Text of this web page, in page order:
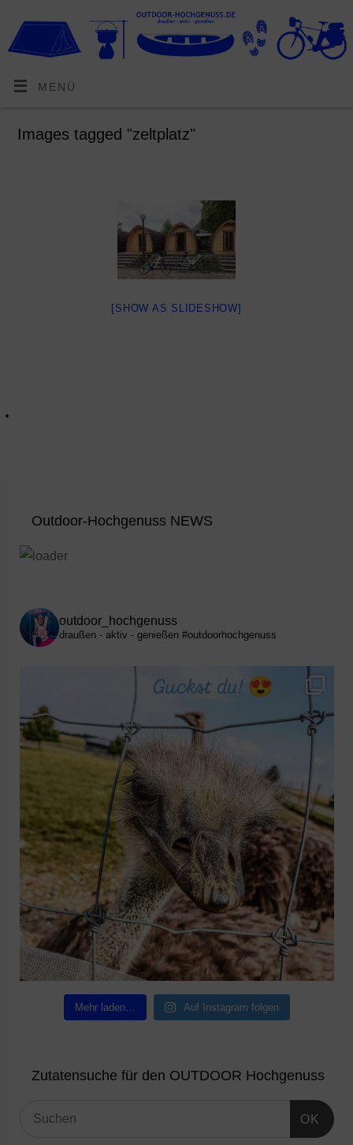
MENÜ
Images tagged "zeltplatz"
[SHOW AS SLIDESHOW]
Outdoor-Hochgenuss NEWS
outdoor_hochgenuss
draußen - aktiv - genießen #outdoorhochgenuss
Mehr laden… Auf Instagram folgen
Zutatensuche für den OUTDOOR Hochgenuss
OK